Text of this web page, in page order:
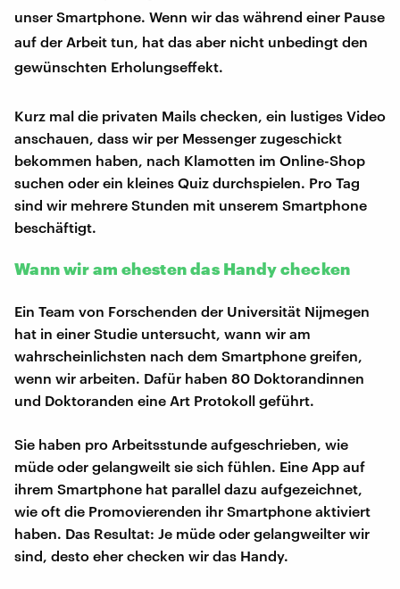
unser Smartphone. Wenn wir das während einer Pause
auf der Arbeit tun, hat das aber nicht unbedingt den
gewünschten Erholungseffekt.
Kurz mal die privaten Mails checken, ein lustiges Video
anschauen, dass wir per Messenger zugeschickt
bekommen haben, nach Klamotten im Online-Shop
suchen oder ein kleines Quiz durchspielen. Pro Tag
sind wir mehrere Stunden mit unserem Smartphone
beschäftigt.
Wann wir am ehesten das Handy checken
Ein Team von Forschenden der Universität Nijmegen
hat in einer Studie untersucht, wann wir am
wahrscheinlichsten nach dem Smartphone greifen,
wenn wir arbeiten. Dafür haben 80 Doktorandinnen
und Doktoranden eine Art Protokoll geführt.
Sie haben pro Arbeitsstunde aufgeschrieben, wie
müde oder gelangweilt sie sich fühlen. Eine App auf
ihrem Smartphone hat parallel dazu aufgezeichnet,
wie oft die Promovierenden ihr Smartphone aktiviert
haben. Das Resultat: Je müde oder gelangweilter wir
sind, desto eher checken wir das Handy.